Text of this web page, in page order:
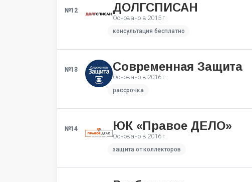
№12 ДОЛГСПИСАН
Основано в 2015 г.
консультация бесплатно
№13 Современная Защита
Основано в 2016 г.
рассрочка
№14 ЮК «Правое ДЕЛО»
Основано в 2016 г.
защита от коллекторов